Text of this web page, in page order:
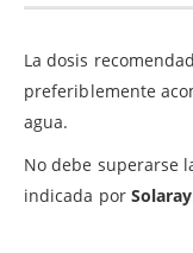
La dosis
preferiblemente
agua.
No debe superarse
indicada por Solaray